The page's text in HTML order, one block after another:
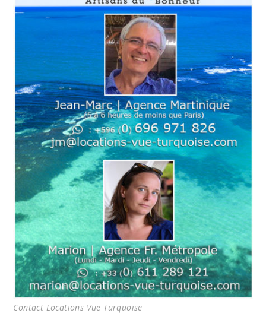
Contact Locations Vue Turquoise